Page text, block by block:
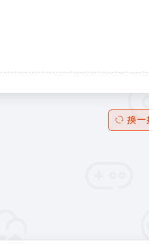
换一